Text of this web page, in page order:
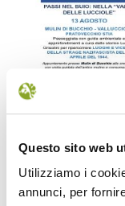
Questo sito web
Utilizziamo i
annunci, per
UN FESTIVAL
vallePASSI NEL
DELLE